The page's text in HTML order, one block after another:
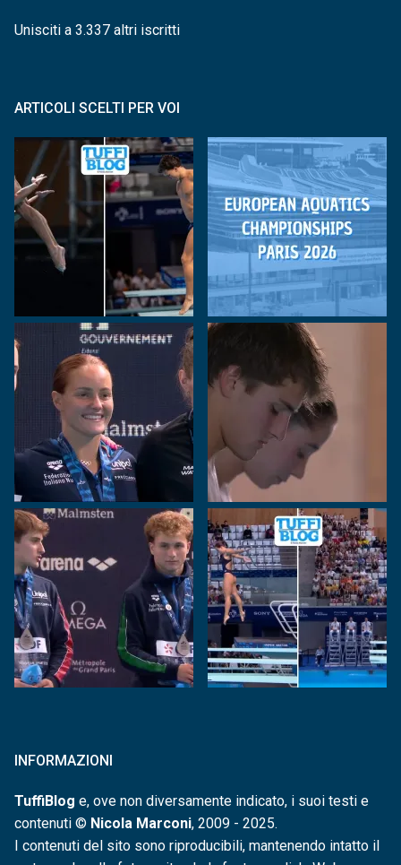
Unisciti a 3.337 altri iscritti
ARTICOLI SCELTI PER VOI
INFORMAZIONI
TuffiBlog e, ove non diversamente indicato, i suoi testi e
contenuti © Nicola Marconi, 2009 - 2025.
I contenuti del sito sono riproducibili, mantenendo intatto il